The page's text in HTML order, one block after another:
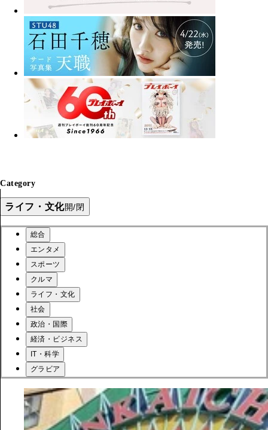
Category
ライフ・文化開/閉
総合
エンタメ
スポーツ
クルマ
ライフ・文化
社会
政治・国際
経済・ビジネス
IT・科学
グラビア